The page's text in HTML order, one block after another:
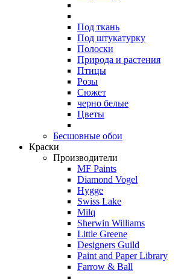
Под ткань
Под штукатурку
Полоски
Природа и растения
Птицы
Розы
Сюжет
черно белые
Цветы
Бесшовные обои
Краски
Производители
MF Paints
Diamond Vogel
Hygge
Swiss Lake
Milq
Sherwin Williams
Little Greene
Designers Guild
Paint and Paper Library
Farrow & Ball